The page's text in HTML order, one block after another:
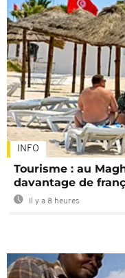
INFO
Tourisme : au
davantage de
Il y a 8 heures